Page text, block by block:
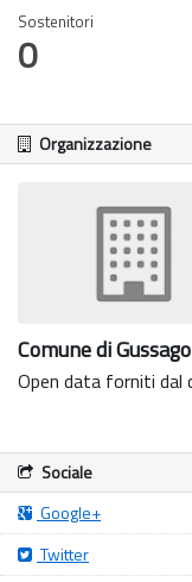
Sostenitori
0
Organizzazione
Comune di Gussago
Open data forniti dal
Sociale
Google+
Twitter